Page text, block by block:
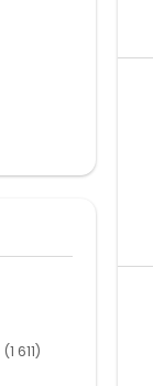
(1 611)